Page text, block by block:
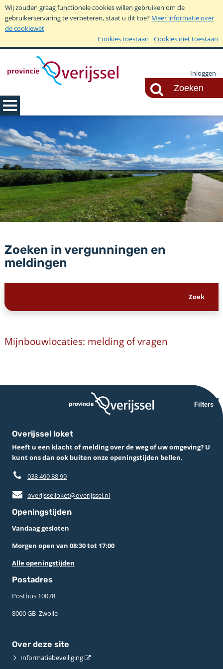
Wij zouden graag functionele cookies willen gebruiken om de
gebruikerservaring te verbeteren, staat u dit toe? Meer informatie over
de cookiewet
Cookies toestaan
Cookies niet toestaan
Inloggen
Zoeken in vergunningen en
meldingen
Mijnbouwlocaties: melding of vragen
Filters
Overijssel loket
Heeft u een klacht of melding over de weg of uw omgeving? U
kunt ons dan ook buiten onze openingstijden bellen.
038 499 88 99
overijsselloket@overijssel.nl
Openingstijden
Vandaag gesloten
Morgen open van 08:30 tot 17:00
Alle openingstijden
Postadres
Postbus 10078 ­
8000 GB ­ Zwolle
Over deze site
Informatiebeveiliging